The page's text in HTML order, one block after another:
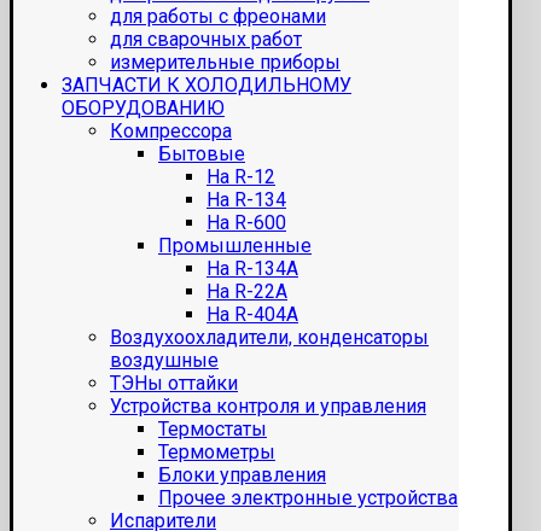
для работы с фреонами
для сварочных работ
измерительные приборы
ЗАПЧАСТИ К ХОЛОДИЛЬНОМУ
ОБОРУДОВАНИЮ
Компрессора
Бытовые
На R-12
На R-134
На R-600
Промышленные
На R-134A
На R-22A
На R-404A
Воздухоохладители, конденсаторы
воздушные
ТЭНы оттайки
Устройства контроля и управления
Термостаты
Термометры
Блоки управления
Прочее электронные устройства
Испарители